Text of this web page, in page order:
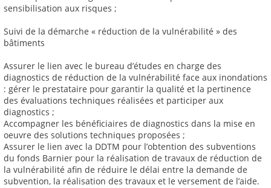
sensibilisation aux risques ;
Suivi de la démarche « réduction de la vulnérabilité » des
bâtiments
Assurer le lien avec le bureau d’études en charge des
diagnostics de réduction de la vulnérabilité face aux inondations
: gérer le prestataire pour garantir la qualité et la pertinence
des évaluations techniques réalisées et participer aux
diagnostics ;
Accompagner les bénéficiaires de diagnostics dans la mise en
oeuvre des solutions techniques proposées ;
Assurer le lien avec la DDTM pour l’obtention des subventions
du fonds Barnier pour la réalisation de travaux de réduction de
la vulnérabilité afin de réduire le délai entre la demande de
subvention, la réalisation des travaux et le versement de l’aide.